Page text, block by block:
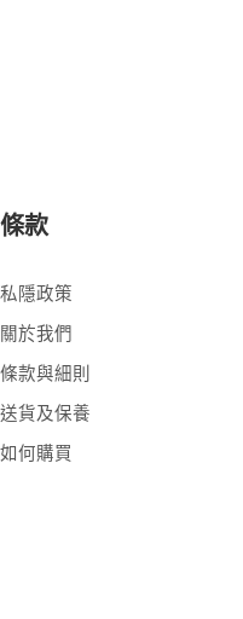
條款
私隱政策
關於我們
條款與細則
送貨及保養
如何購買